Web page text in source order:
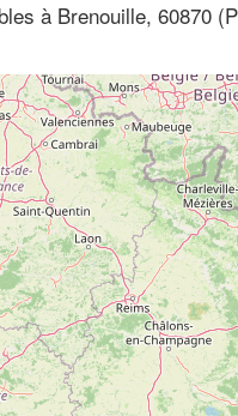
à Brenouille, 60870